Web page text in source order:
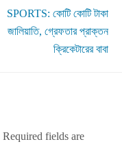
SPORTS: কোটি কোটি টাকা
জালিয়াতি, গ্রেফতার প্রাক্তন
ক্রিকেটারের বাবা
Required fields are